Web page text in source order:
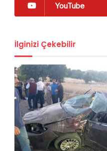
YouTube
İlginizi Çekebilir